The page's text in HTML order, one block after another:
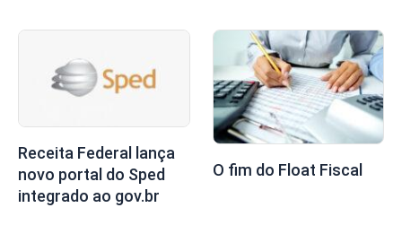
Receita Federal lança
novo portal do Sped
integrado ao gov.br
O fim do Float Fiscal